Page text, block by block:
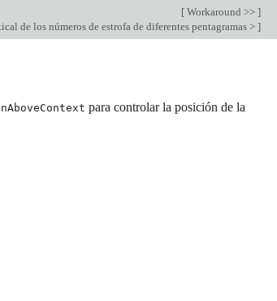
[ Workaround >> ]
de los números de estrofa de diferentes pentagramas > ]
para controlar la posición de la